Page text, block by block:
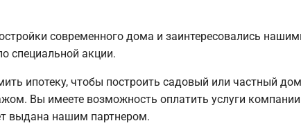
современного дома и заинтересовались
специальной акции.
ипотеку, чтобы построить садовый или частный
Вы имеете возможность оплатить услуги
выдана нашим партнером.